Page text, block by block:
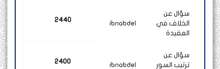
سؤال عن
الخلاف في
العقيدة
ibnabdel
2440
سؤال عن
ترتيب السور
ibnabdel
2400